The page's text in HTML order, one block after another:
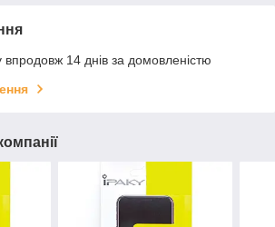
14 днів за домовленістю